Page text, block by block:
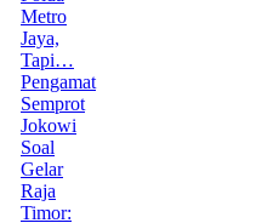
Metro
Jaya,
Tapi…
Pengamat
Semprot
Jokowi
Soal
Gelar
Raja
Timor: